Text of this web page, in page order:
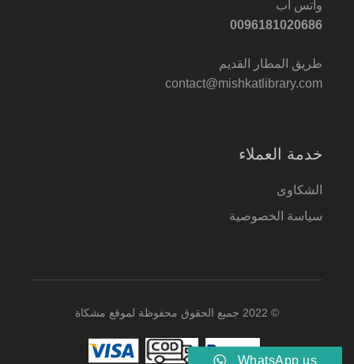
واتس اب
0096181020686
طريق المطار القديم
contact@mishkatlibrary.com
خدمة العملاء
الشكاوى
سياسة الخصوصية
© 2022 جميع الحقوق محفوظة لموقع مشكاة
WhatsApp us